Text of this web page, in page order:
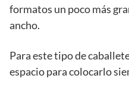
formatos un poco más
ancho.
Para este tipo de
espacio para colocarlo